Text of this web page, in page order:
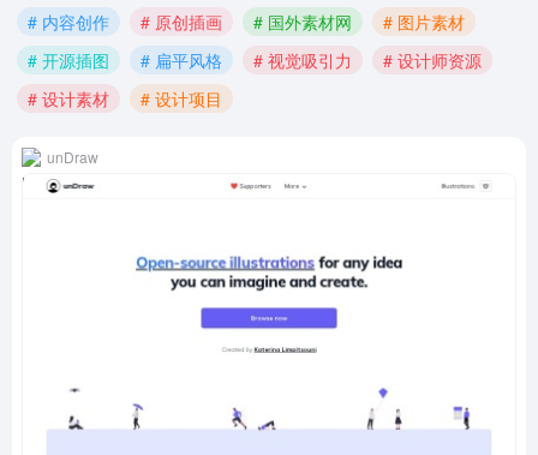
# 内容创作
# 原创插画 # 国外素材网
# 图片素材
# 开源插图
# 扁平风格 # 视觉吸引力
# 设计师资源
# 设计素材
# 设计项目
unDraw